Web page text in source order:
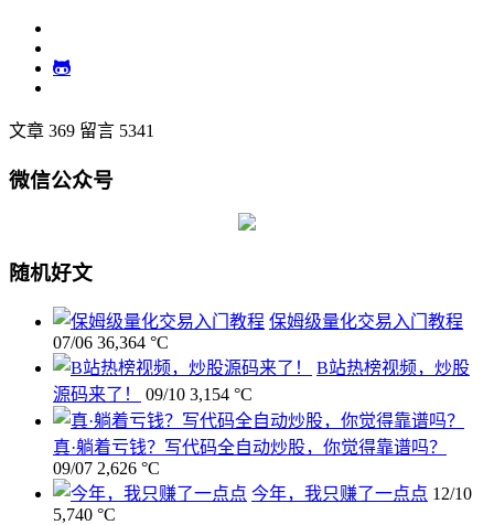
文章 369 留言 5341
微信公众号
随机好文
保姆级量化交易入门教程
07/06 36,364 °C
B站热榜视频，炒股
源码来了！
09/10 3,154 °C
真·躺着亏钱？写代码全自动炒股，你觉得靠谱吗？
09/07 2,626 °C
今年，我只赚了一点点 12/10
5,740 °C